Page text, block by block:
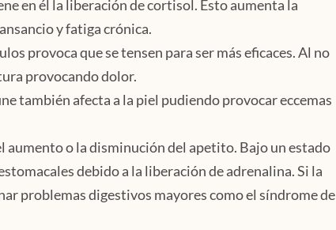
en él la liberación de cortisol. Esto aumenta la
y fatiga crónica.
provoca que se tensen para ser más eficaces. Al no
provocando dolor.
también afecta a la piel pudiendo provocar eccemas
aumento o la disminución del apetito. Bajo un estado
debido a la liberación de adrenalina. Si la
problemas digestivos mayores como el síndrome de